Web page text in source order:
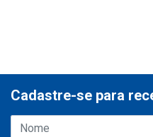
Cadastre-se para